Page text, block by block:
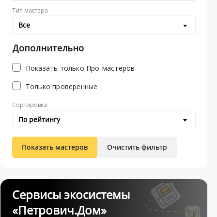
Тип мастера
Все
Дополнительно
Показать только Про-мастеров
Только проверенные
Сортировка
По рейтингу
Показать мастеров Очистить фильтр
Сервисы экосистемы
«Петрович.Дом»